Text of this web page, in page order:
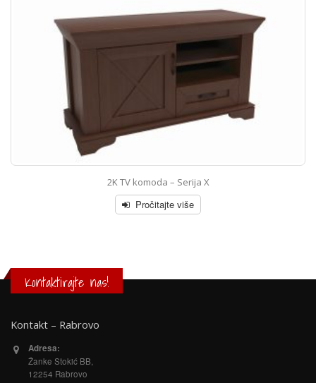
2K TV komoda – Serija X
Pročitajte više
Kontaktirajte nas!
Kontakt – Rabrovo
Adresa:
Žanke Stokić BB,
12254 Rabrovo